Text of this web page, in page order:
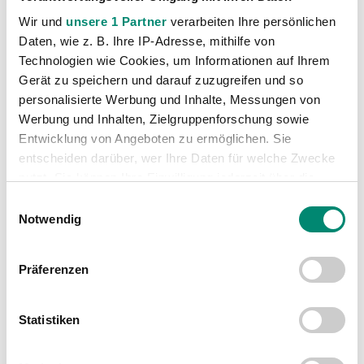
Wir und unsere 1 Partner verarbeiten Ihre persönlichen
Daten, wie z. B. Ihre IP-Adresse, mithilfe von
Technologien wie Cookies, um Informationen auf Ihrem
Gerät zu speichern und darauf zuzugreifen und so
personalisierte Werbung und Inhalte, Messungen von
Werbung und Inhalten, Zielgruppenforschung sowie
Entwicklung von Angeboten zu ermöglichen. Sie
entscheiden darüber, wer Ihre Daten für welche Zwecke
Trigger Symbol ändern oder widerrufen
Erfahren Sie mehr darüber, wie Ihre persönlichen Daten
verarbeitet werden, und legen Sie Ihre Präferenzen im
Wir verwenden Cookies, um Inhalte und Anzeigen zu
Notwendig
Präferenzen
Statistiken
Akademie
Allgemeine News
(606)
Damen
Junge Wikinger Ried
Nachwuchs
Profis
(1316)
Ticketing
(91)
Unkategorisiert
(2867)